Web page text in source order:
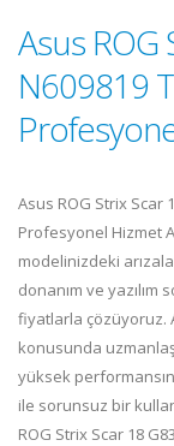
Asus ROG
N609819
Asus ROG Strix Scar
Profesyonel Hizmet
modelinizdeki
donanım ve
fiyatlarla çözüyoruz.
konusunda
yüksek
ile sorunsuz bir
ROG Strix Scar 18